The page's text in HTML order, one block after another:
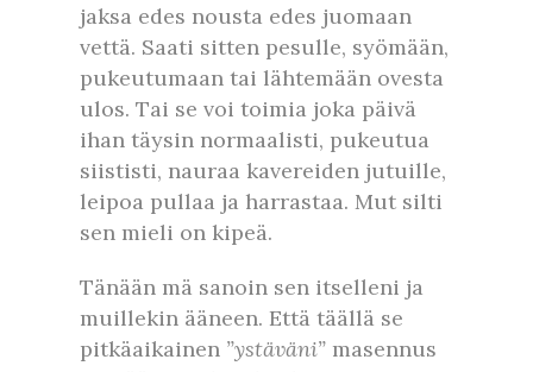
jaksa edes nousta edes juomaan
vettä. Saati sitten pesulle, syömään,
pukeutumaan tai lähtemään ovesta
ulos. Tai se voi toimia joka päivä
ihan täysin normaalisti, pukeutua
siististi, nauraa kavereiden jutuille,
leipoa pullaa ja harrastaa. Mut silti
sen mieli on kipeä.
Tänään mä sanoin sen itselleni ja
muillekin ääneen. Että täällä se
pitkäaikainen ”ystäväni” masennus